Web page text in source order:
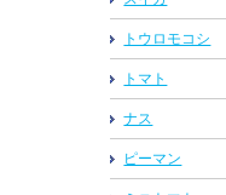
トウロモコシ
トマト
ナス
ピーマン